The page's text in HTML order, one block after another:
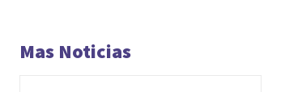
Mas Noticias